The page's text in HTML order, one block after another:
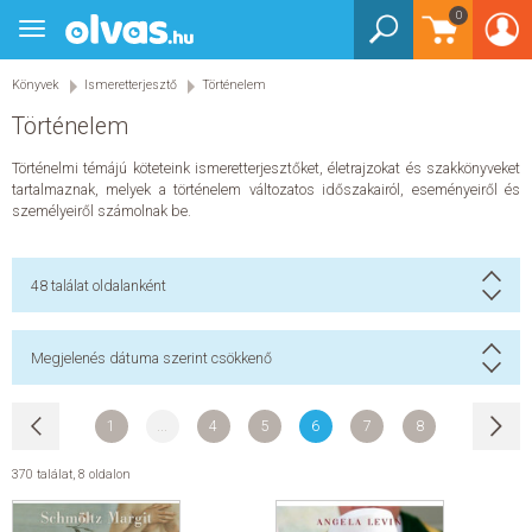
0
Toggle
navigation
Könyvek Ismeretterjesztő Történelem
Történelem
Történelmi témájú köteteink ismeretterjesztőket, életrajzokat és szakkönyveket
tartalmaznak, melyek a történelem változatos időszakairól, eseményeiről és
személyeiről számolnak be.
48 találat oldalanként
Megjelenés dátuma szerint csökkenő
1 ... 4 5 6 7 8
370 találat, 8 oldalon
Könyvek
Könyvek
Gyermek és ifjúsági
3-5 éves
Barátság
Akció, kaland, nyomozás
Mesekönyv
6-8 éves
Barátság
Mesekönyv
9-12 éves
Akció, kaland, nyomozás
Foglalkoztatók
Foglalkoztatók
Gyerekeknek
Gyerekeknek
Foglalkoztató